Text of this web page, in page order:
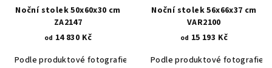
Noční stolek 50x60x30 cm
ZA2147
od 14 830 Kč
Podle produktové fotografie
Akát vintage BT1551
Dub světlý
Noční stolek 56x66x37 cm
VAR2100
od 15 193 Kč
Podle produktové fotografie